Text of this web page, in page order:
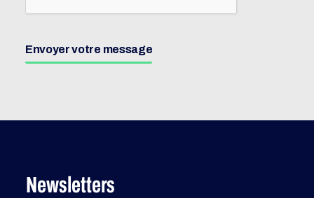
Envoyer votre message
Newsletters